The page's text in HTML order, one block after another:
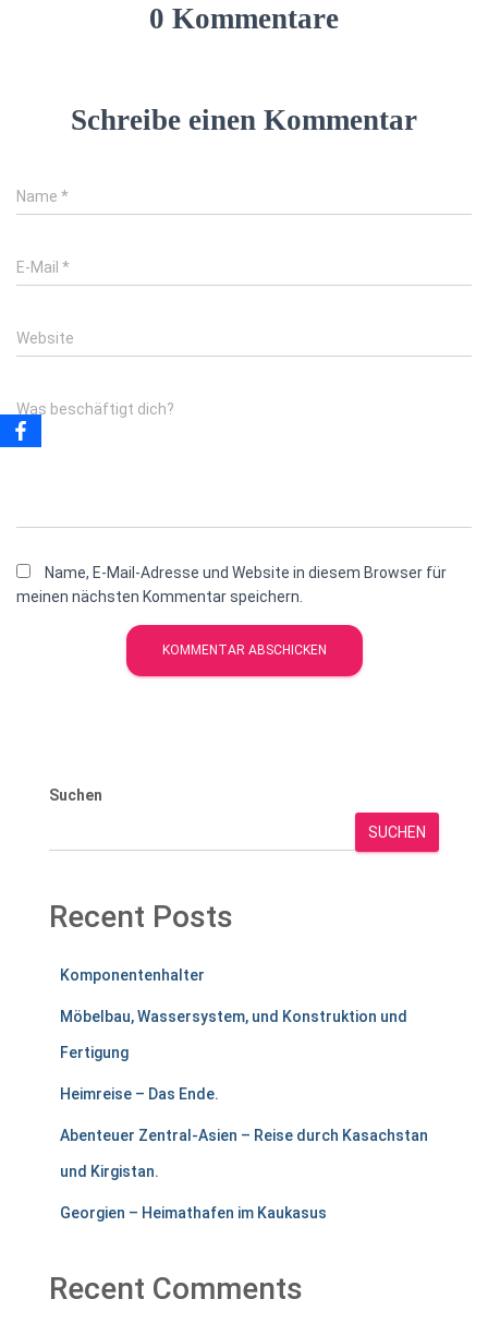
0 Kommentare
Schreibe einen Kommentar
Name *
E-Mail *
Website
Was beschäftigt dich?
Name, E-Mail-Adresse und Website in diesem Browser für
meinen nächsten Kommentar speichern.
Suchen
SUCHEN
Recent Posts
Komponentenhalter
Möbelbau, Wassersystem, und Konstruktion und
Fertigung
Heimreise – Das Ende.
Abenteuer Zentral-Asien – Reise durch Kasachstan
und Kirgistan.
Georgien – Heimathafen im Kaukasus
Recent Comments